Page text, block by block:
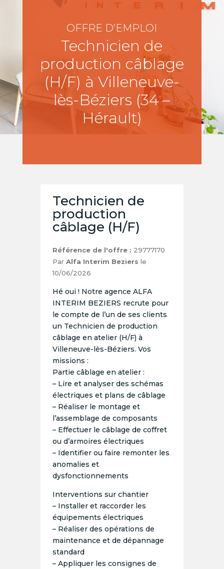
OFFRE D’EMPLOI
Technicien de
production câblage
(H/F) à Villeneuve-
lès-Béziers (34 –
Hérault)
Technicien de
production
câblage (H/F)
Référence de l'offre : 29777170
Par Alfa Interim Beziers le
10/06/2026
Hé oui ! Notre agence ALFA
INTERIM BEZIERS recrute pour
le compte de l’un de ses clients
un Technicien de production
câblage en atelier (H/F) à
Villeneuve-lès-Béziers. Vos
missions :
Partie câblage en atelier :
– Lire et analyser des schémas
électriques et plans de câblage
– Réaliser le montage et
l’assemblage de composants
– Effectuer le câblage de coffret
ou d’armoires électriques
– Identifier ou faire remonter les
anomalies et
dysfonctionnements
Interventions sur chantier
– Installer et raccorder les
équipements électriques
– Réaliser des opérations de
maintenance et de dépannage
standard
– Appliquer les consignes de